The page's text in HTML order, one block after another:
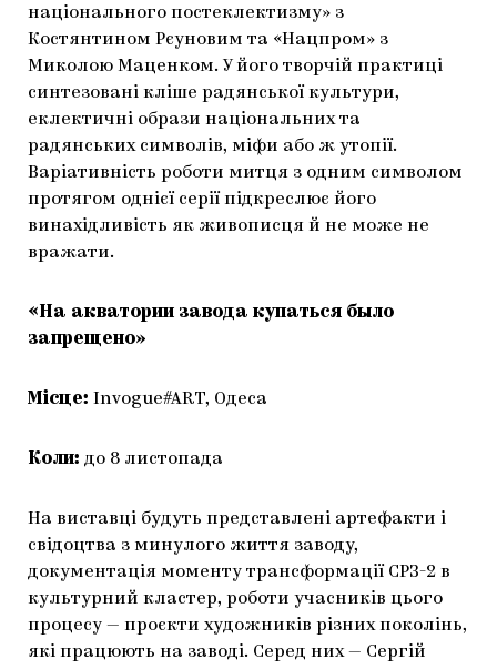
національного постеклектизму» з
Костянтином Рєуновим та «Нацпром» з
Миколою Маценком. У його творчій практиці
синтезовані кліше радянської культури,
еклектичні образи національних та
радянських символів, міфи або ж утопії.
Варіативність роботи митця з одним символом
протягом однієї серії підкреслює його
винахідливість як живописця й не може не
вражати.
«На акватории завода купаться было
запрещено»
Місце: Invogue#ART, Одеса
Коли: до 8 листопада
На виставці будуть представлені артефакти і
свідоцтва з минулого життя заводу,
документація моменту трансформації СРЗ-2 в
культурний кластер, роботи учасників цього
процесу — проєкти художників різних поколінь,
які працюють на заводі. Серед них — Сергій